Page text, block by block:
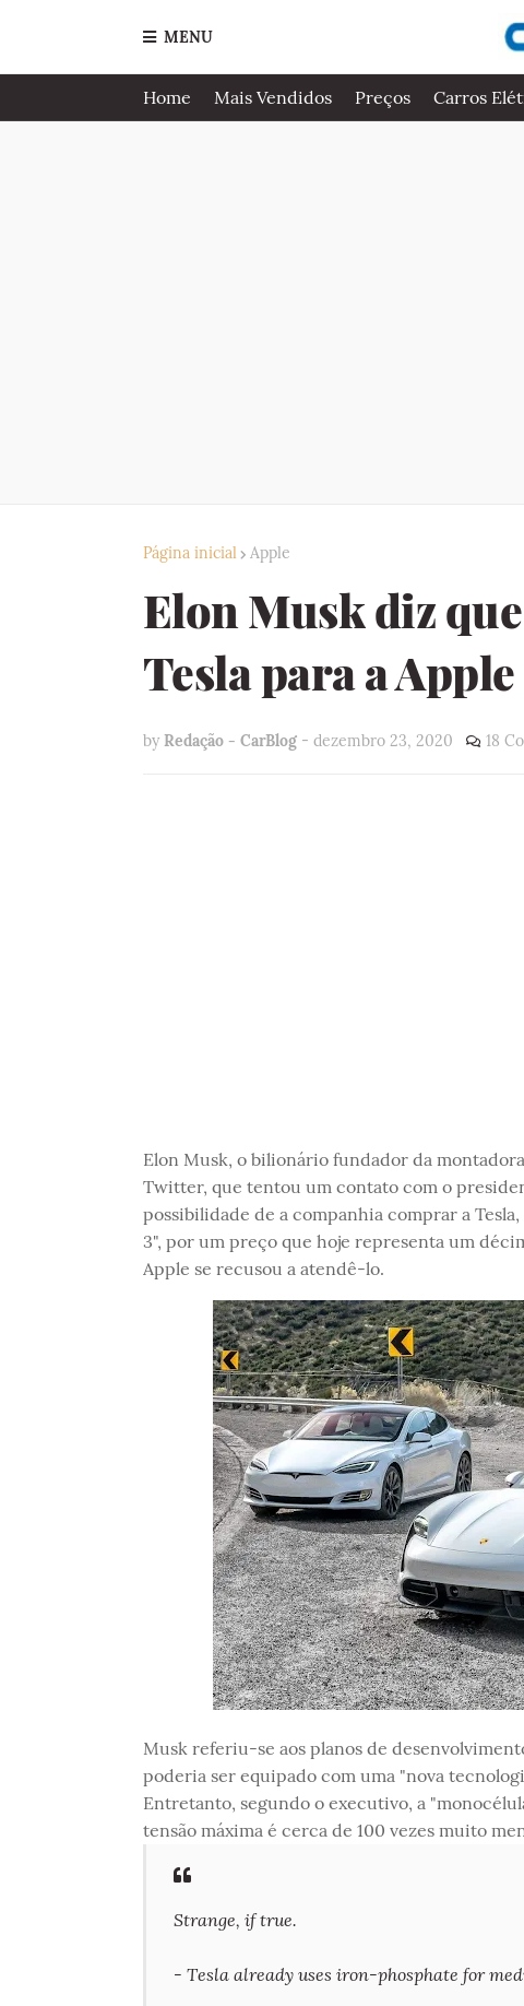
MENU
Home Mais Vendidos Preços Carros
Página inicial Apple
Elon Musk diz
Tesla para a Apple
by Redação - CarBlog - dezembro 23, 2020 18
Elon Musk, o bilionário fundador da
Twitter, que tentou um contato com o
possibilidade de a companhia comprar a
3", por um preço que hoje representa um
Apple se recusou a atendê-lo.
Musk referiu-se aos planos de
poderia ser equipado com uma "nova
Entretanto, segundo o executivo, a
tensão máxima é cerca de 100 vezes muito
Strange, if true.
- Tesla already uses iron-phosphate for